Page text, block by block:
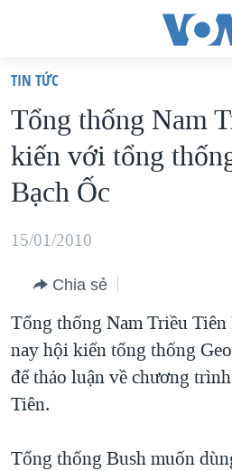
truy
cập
Tới
nội
dung
chính
hướng
chính
Đi
tới
VIỆT NAM
HOA KỲ
BIỂN ĐÔNG
THẾ GIỚI
DIỄN ĐÀN
MỤC
TỰ DO BÁO CHÍ
VẠCH TRẦN TIN GIẢ
ĐỜI SỐNG
CHUYÊN ĐỀ
CHIẾN TRANH THƯƠNG MẠI
TẠI
HỌC TIẾNG ANH
NGHE
TIN TỨC
Tổng thống Nam
kiến với tổng
Bạch Ốc
15/01/2010
Chia sẻ
Tổng thống Nam Triều
nay hội kiến tổng thống
để thảo luận về chương
Tiên.
Tổng thống Bush muốn